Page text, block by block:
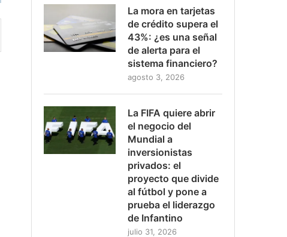
La mora en tarjetas
de crédito supera el
43%: ¿es una señal
de alerta para el
sistema financiero?
agosto 3, 2026
La FIFA quiere abrir
el negocio del
Mundial a
inversionistas
privados: el
proyecto que divide
al fútbol y pone a
prueba el liderazgo
de Infantino
julio 31, 2026